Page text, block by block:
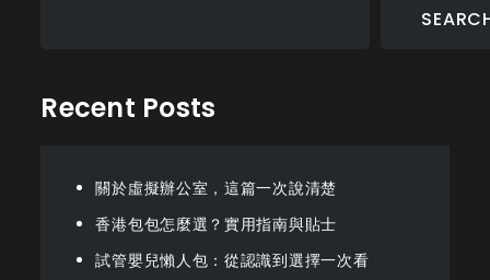
Recent Posts
關於虛擬辦公室，這篇一次說清楚
香港包包怎麼選？實用指南與貼士
試管嬰兒懶人包：從認識到選擇一次看